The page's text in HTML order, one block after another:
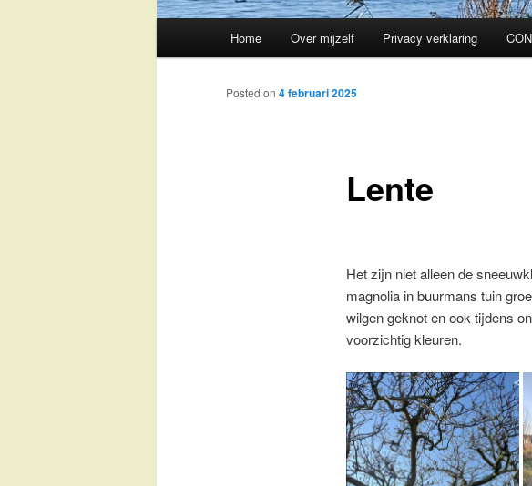
Skip
to
Home Over mijzelf Privacy verklaring
Lente
Posted on 4 februari 2025
Het zijn niet alleen de
magnolia in buurmans tuin
wilgen geknot en ook tijdens
voorzichtig kleuren.